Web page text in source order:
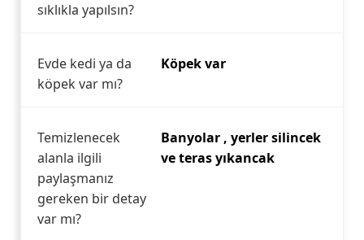
sıklıkla yapılsın?
Evde kedi ya da
köpek var mı?
Köpek var
Temizlenecek
alanla ilgili
paylaşmanız
gereken bir detay
var mı?
Banyolar , yerler silincek
ve teras yıkancak